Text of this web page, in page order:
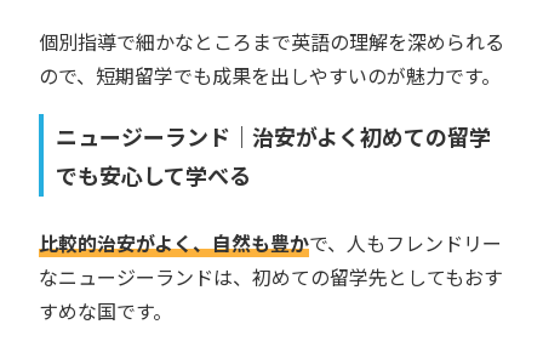
個別指導で細かなところまで英語の理解を深められる
ので、短期留学でも成果を出しやすいのが魅力です。
ニュージーランド｜治安がよく初めての留学
でも安心して学べる
比較的治安がよく、自然も豊かで、人もフレンドリー
なニュージーランドは、初めての留学先としてもおす
すめな国です。